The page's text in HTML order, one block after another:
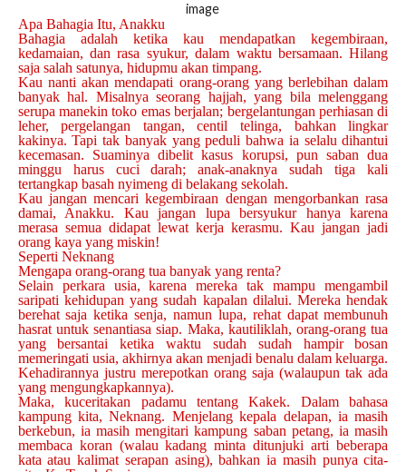
image
Apa Bahagia Itu, Anakku
Bahagia adalah ketika kau mendapatkan kegembiraan,
kedamaian, dan rasa syukur, dalam waktu bersamaan. Hilang
saja salah satunya, hidupmu akan timpang.
Kau nanti akan mendapati orang-orang yang berlebihan dalam
banyak hal. Misalnya seorang hajjah, yang bila melenggang
serupa manekin toko emas berjalan; bergelantungan perhiasan di
leher, pergelangan tangan, centil telinga, bahkan lingkar
kakinya. Tapi tak banyak yang peduli bahwa ia selalu dihantui
kecemasan. Suaminya dibelit kasus korupsi, pun saban dua
minggu harus cuci darah; anak-anaknya sudah tiga kali
tertangkap basah nyimeng di belakang sekolah.
Kau jangan mencari kegembiraan dengan mengorbankan rasa
damai, Anakku. Kau jangan lupa bersyukur hanya karena
merasa semua didapat lewat kerja kerasmu. Kau jangan jadi
orang kaya yang miskin!
Seperti Neknang
Mengapa orang-orang tua banyak yang renta?
Selain perkara usia, karena mereka tak mampu mengambil
saripati kehidupan yang sudah kapalan dilalui. Mereka hendak
berehat saja ketika senja, namun lupa, rehat dapat membunuh
hasrat untuk senantiasa siap. Maka, kautiliklah, orang-orang tua
yang bersantai ketika waktu sudah sudah hampir bosan
memeringati usia, akhirnya akan menjadi benalu dalam keluarga.
Kehadirannya justru merepotkan orang saja (walaupun tak ada
yang mengungkapkannya).
Maka, kuceritakan padamu tentang Kakek. Dalam bahasa
kampung kita, Neknang. Menjelang kepala delapan, ia masih
berkebun, ia masih mengitari kampung saban petang, ia masih
membaca koran (walau kadang minta ditunjuki arti beberapa
kata atau kalimat serapan asing), bahkan ia masih punya cita-